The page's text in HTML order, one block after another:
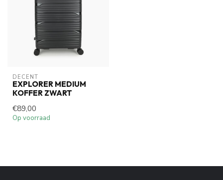
DECENT
EXPLORER MEDIUM
KOFFER ZWART
€89,00
Op voorraad